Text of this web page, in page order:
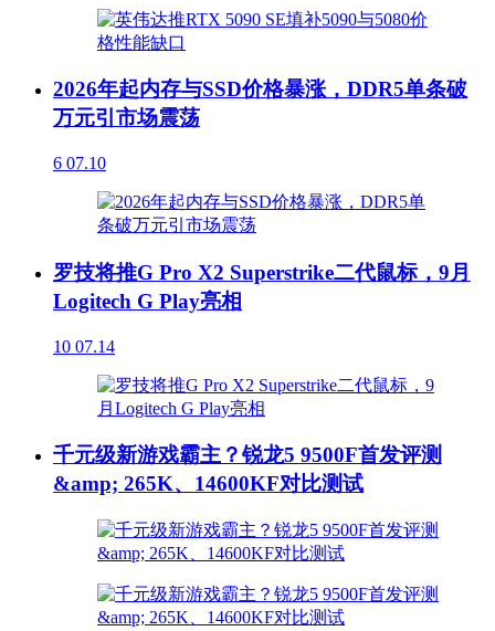
2026年起内存与SSD价格暴涨，DDR5单条破
万元引市场震荡
6 07.10
罗技将推G Pro X2 Superstrike二代鼠标，9月
Logitech G Play亮相
10 07.14
千元级新游戏霸主？锐龙5 9500F首发评测
&amp; 265K、14600KF对比测试